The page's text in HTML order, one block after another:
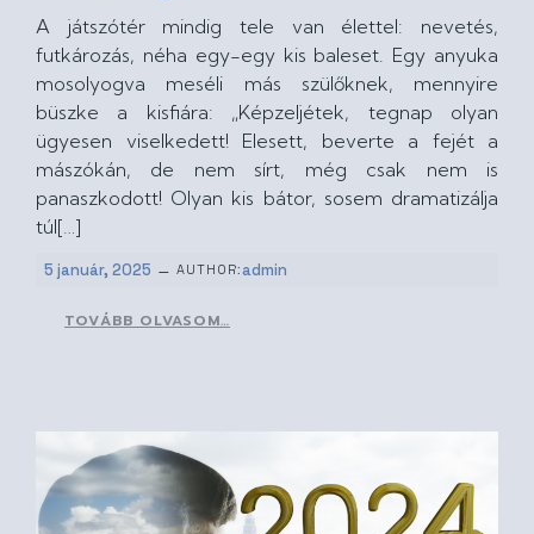
A játszótér mindig tele van élettel: nevetés,
futkározás, néha egy-egy kis baleset. Egy anyuka
mosolyogva meséli más szülőknek, mennyire
büszke a kisfiára: „Képzeljétek, tegnap olyan
ügyesen viselkedett! Elesett, beverte a fejét a
mászókán, de nem sírt, még csak nem is
panaszkodott! Olyan kis bátor, sosem dramatizálja
túl[…]
5 január, 2025 – AUTHOR:admin
TOVÁBB OLVASOM…